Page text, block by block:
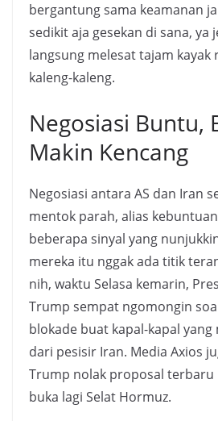
bergantung sama keamanan
sedikit aja gesekan di sana, ya
langsung melesat tajam kayak
kaleng-kaleng.
Negosiasi Buntu,
Makin Kencang
Negosiasi antara AS dan Iran
mentok parah, alias
beberapa sinyal yang
mereka itu nggak ada titik
nih, waktu Selasa kemarin,
Trump sempat ngomongin
blokade buat kapal-kapal
dari pesisir Iran. Media Axios
Trump nolak proposal terbaru
buka lagi Selat Hormuz.